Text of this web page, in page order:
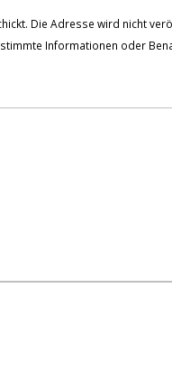
Die Adresse wird nicht
Informationen oder